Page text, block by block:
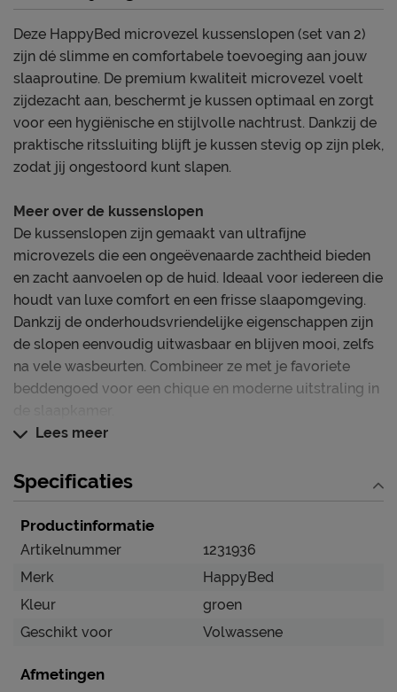
Deze HappyBed microvezel kussenslopen (set van 2)
zijn dé slimme en comfortabele toevoeging aan jouw
slaaproutine. De premium kwaliteit microvezel voelt
zijdezacht aan, beschermt je kussen optimaal en zorgt
voor een hygiënische en stijlvolle nachtrust. Dankzij de
praktische ritssluiting blijft je kussen stevig op zijn plek,
zodat jij ongestoord kunt slapen.
Meer over de kussenslopen
De kussenslopen zijn gemaakt van ultrafijne
microvezels die een ongeëvenaarde zachtheid bieden
en zacht aanvoelen op de huid. Ideaal voor iedereen die
houdt van luxe comfort en een frisse slaapomgeving.
Dankzij de onderhoudsvriendelijke eigenschappen zijn
de slopen eenvoudig uitwasbaar en blijven mooi, zelfs
na vele wasbeurten. Combineer ze met je favoriete
beddengoed voor een chique en moderne uitstraling in
Zijdezachte microvezels voor ultiem comfort
Innovatieve ritssluiting voor een perfecte
pasvorm
Stijlvol en geschikt voor ieder interieur
Onderhoudsvriendelijk en kleurvast
30 dagen proefslapen
Je nieuwe kussenslopen wil je natuurlijk zo lang
Lees meer
Specificaties
Productinformatie
Artikelnummer
1231936
Merk
HappyBed
Kleur
groen
Geschikt voor
Volwassene
Afmetingen